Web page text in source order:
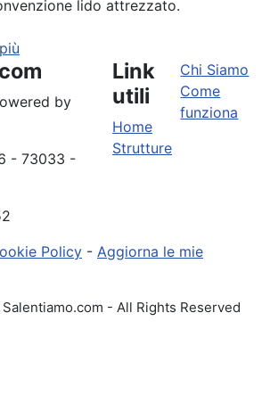
lido attrezzato.
by
- 73033 -
Link
utili
Home
Strutture
Chi Siamo
Come
funziona
Policy - Aggiorna le mie
- All Rights Reserved